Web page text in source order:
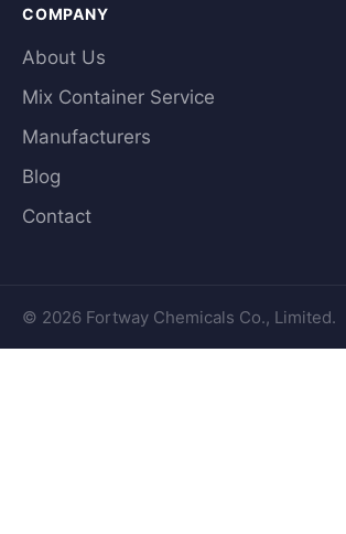
COMPANY
About Us
Mix Container Service
Manufacturers
Blog
Contact
© 2026 Fortway Chemicals Co., Limited.